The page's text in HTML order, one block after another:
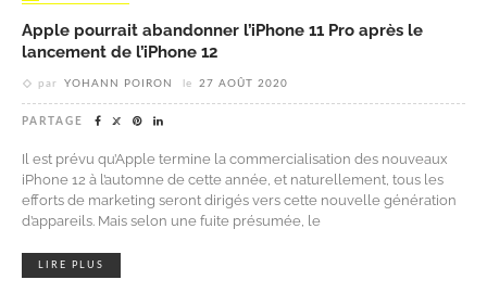
Apple pourrait abandonner l’iPhone 11 Pro après le
lancement de l’iPhone 12
par YOHANN POIRON le 27 AOÛT 2020
PARTAGE
Il est prévu qu’Apple termine la commercialisation des nouveaux
iPhone 12 à l’automne de cette année, et naturellement, tous les
efforts de marketing seront dirigés vers cette nouvelle génération
d’appareils. Mais selon une fuite présumée, le
LIRE PLUS